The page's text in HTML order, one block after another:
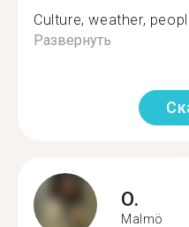
Culture, weather,
Развернуть
O.
Malmö